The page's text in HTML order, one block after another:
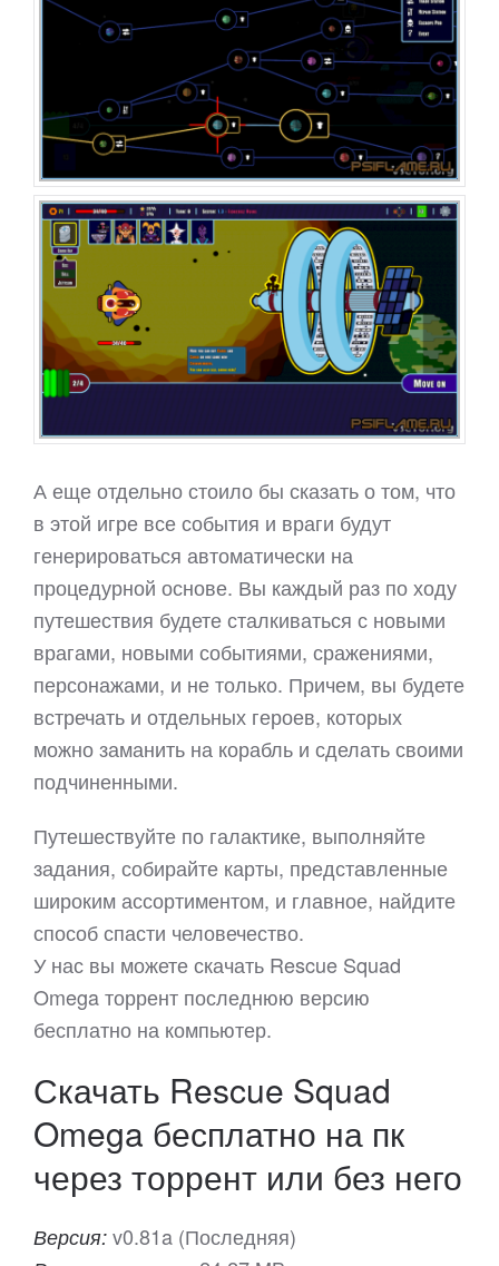
А еще отдельно стоило бы сказать о том, что
в этой игре все события и враги будут
генерироваться автоматически на
процедурной основе. Вы каждый раз по ходу
путешествия будете сталкиваться с новыми
врагами, новыми событиями, сражениями,
персонажами, и не только. Причем, вы будете
встречать и отдельных героев, которых
можно заманить на корабль и сделать своими
подчиненными.
Путешествуйте по галактике, выполняйте
задания, собирайте карты, представленные
широким ассортиментом, и главное, найдите
способ спасти человечество.
У нас вы можете скачать Rescue Squad
Omega торрент последнюю версию
бесплатно на компьютер.
Скачать Rescue Squad
Omega бесплатно на пк
через торрент или без него
Версия: v0.81a (Последняя)